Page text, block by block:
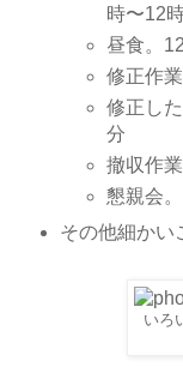
時〜12
昼食。
修正作
修正し
分
撤収作
懇親会
その他細かい
いろ